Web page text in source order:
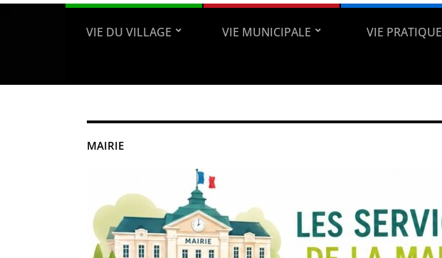
VIE DU VILLAGE VIE MUNICIPALE VIE PRATIQUE
MAIRIE